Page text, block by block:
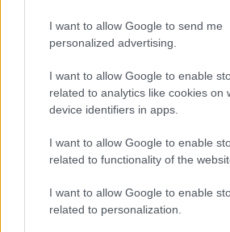
I want to allow Google to send me
personalized advertising.
I want to allow Google to enable
related to analytics like cookies on
device identifiers in apps.
I want to allow Google to enable
related to functionality of the
I want to allow Google to enable
related to personalization.
847. Közmeghallgatás
Többen, többször kifogásolták a
médiában, hogy nem nagyon
hivatal az idei közmeghallgatás